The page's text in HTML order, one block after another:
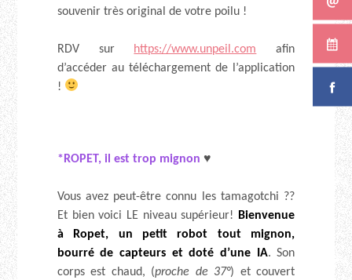
souvenir très original de votre poilu !
RDV sur https://www.unpeil.com afin
d’accéder au téléchargement de l’application
!
*ROPET, il est trop mignon ♥
Vous avez peut-être connu les tamagotchi ??
Et bien voici LE niveau supérieur!
Bienvenue
à Ropet, un petit robot tout mignon,
bourré de capteurs et doté d’une IA. Son
corps est chaud, (proche de 37°) et couvert